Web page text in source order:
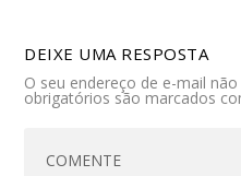
DEIXE UMA RESPOSTA
O seu endereço de e-mail
obrigatórios são marcados